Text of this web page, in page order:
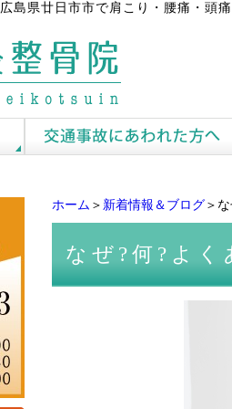
広島県廿日市市で肩こり・腰痛・頭
ホーム ＞ 新着情報＆ブログ ＞
なぜ?何?よ